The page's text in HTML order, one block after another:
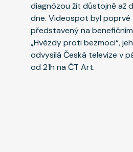
diagnózou žít důstojně až
dne. Videospot byl poprvé
představený na
„Hvězdy proti bezmoci“,
odvysílá Česká televize v
od 21h na ČT Art.